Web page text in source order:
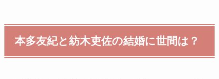
本多友紀と紡木吏佐の結婚に世間は？